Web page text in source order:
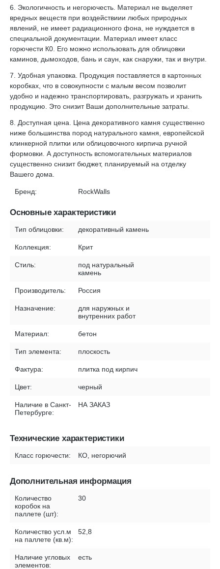
6. Экологичность и негорючесть. Материал не выделяет
вредных веществ при воздействиии любых природных
явлений, не имеет радиационного фона, не нуждается в
специальной документации. Материал имеет класс
горючести К0. Его можно использовать для облицовки
каминов, дымоходов, бань и саун, как снаружи, так и внутри.
7. Удобная упаковка. Продукция поставляется в картонных
коробках, что в совокупности с малым весом позволит
удобно и надежно транспортировать, разгружать и хранить
продукцию. Это снизит Ваши дополнительные затраты.
8. Доступная цена. Цена декоративного камня существенно
ниже большинства пород натурального камня, европейской
клинкерной плитки или облицовочного кирпича ручной
формовки. А доступность вспомогательных материалов
существенно снизит бюджет, планируемый на отделку
Вашего дома.
Бренд: RockWalls
Основные характеристики
Тип облицовки: декоративный камень
Коллекция: Крит
Стиль:
под натуральный
камень
Производитель: Россия
Назначение:
для наружных и
внутренних работ
Материал: бетон
Тип элемента: плоскость
Фактура: плитка под кирпич
Цвет: черный
Наличие в Санкт-
Петербурге:
НА ЗАКАЗ
Технические характеристики
Класс горючести: КО, негорючий
Дополнительная информация
Количество
коробок на
паллете (шт):
30
Количество усл.м
на паллете (кв.м):
52,8
Наличие угловых
элементов:
есть